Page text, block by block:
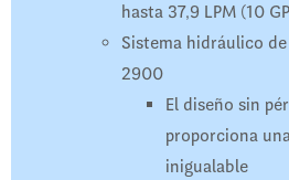
hasta 37,9 LPM (10
Sistema hidráulico
2900
El diseño sin
proporciona
inigualable